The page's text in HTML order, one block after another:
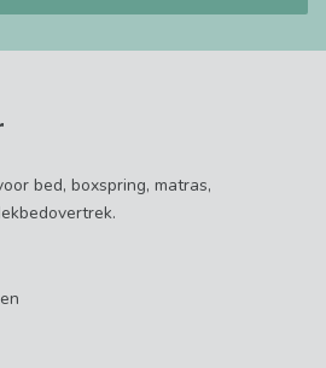
bed, boxspring, matras,